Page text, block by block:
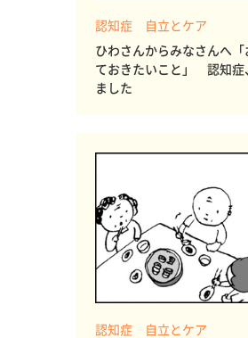
認知症 自立とケア
ひわさんからみなさんへ「
ておきたいこと」 認知症
ました
認知症 自立とケア